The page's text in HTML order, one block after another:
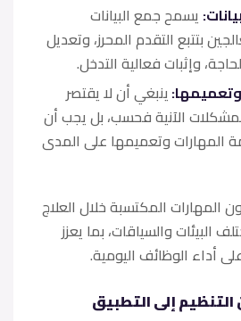
يسمح جمع البيانات
بتتبع التقدم المحرز، وتعديل
وإثبات فعالية التدخل.
ينبغي أن لا يقتصر
الآنية فحسب، بل يجب أن
المهارات وتعميمها على المدى
المهارات المكتسبة خلال العلاج
البيئات والسياقات، بما يعزز
أداء الوظائف اليومية.
التنظيم إلى التطبيق